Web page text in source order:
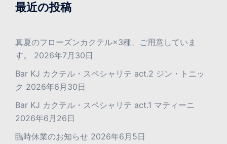
最近の投稿
真夏のフローズンカクテル×3種、ご用意していま
す。
2026年7月30日
Bar KJ カクテル・スペシャリテ act.2 ジン・トニッ
ク 2026年6月30日
Bar KJ カクテル・スペシャリテ act.1 マティーニ
2026年6月26日
臨時休業のお知らせ 2026年6月5日